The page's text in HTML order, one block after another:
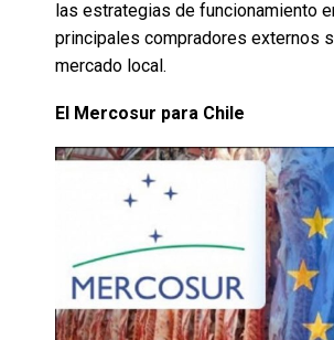
las estrategias de funcionamiento
principales compradores externos
mercado local.
El Mercosur para Chile